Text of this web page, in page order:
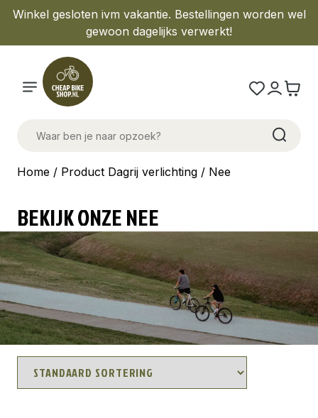
Winkel gesloten ivm vakantie. Bestellingen worden wel
gewoon dagelijks verwerkt!
Home / Product Dagrij verlichting / Nee
BEKIJK ONZE NEE